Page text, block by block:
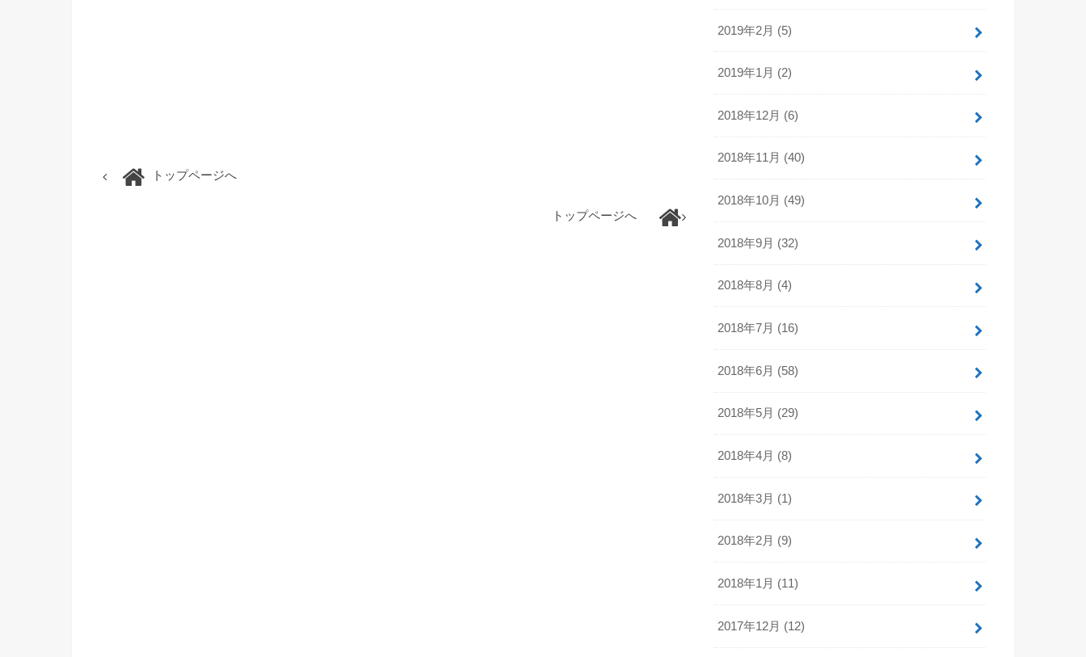
トップページへ
トップページへ
2019年2月 (5)
2019年1月 (2)
2018年12月 (6)
2018年11月 (40)
2018年10月 (49)
2018年9月 (32)
2018年8月 (4)
2018年7月 (16)
2018年6月 (58)
2018年5月 (29)
2018年4月 (8)
2018年3月 (1)
2018年2月 (9)
2018年1月 (11)
2017年12月 (12)